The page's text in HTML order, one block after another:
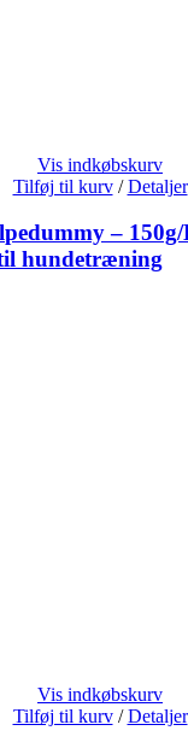
Vis indkøbskurv
Tilføj til kurv / Detaljer
–
hundetræning
Vis indkøbskurv
Tilføj til kurv / Detaljer